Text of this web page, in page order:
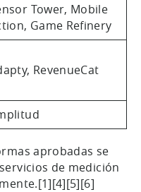
Tower, Mobile
Game Refinery
RevenueCat
aprobadas se
de medición